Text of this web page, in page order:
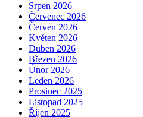
Srpen 2026
Červenec 2026
Červen 2026
Květen 2026
Duben 2026
Březen 2026
Únor 2026
Leden 2026
Prosinec 2025
Listopad 2025
Říjen 2025